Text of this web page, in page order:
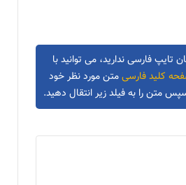
تایپ فارسی ندارید، می توانید با
کلید فارسیمتن مورد نظر خود
متن را به فیلد زیر انتقال دهید.